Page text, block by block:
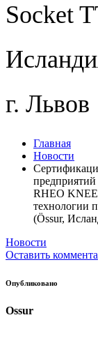
Sockеt
г. Львов
Главная
Новости
RHEO
технологии
(Össur,
Новости
Оставить
Опубликовано
Ossur